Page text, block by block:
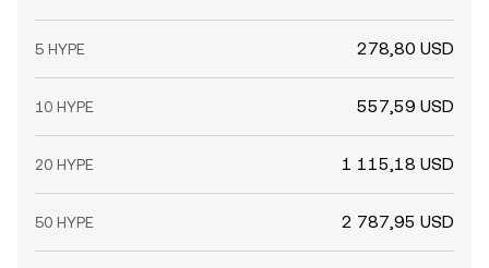
5 HYPE 278,80 USD
10 HYPE 557,59 USD
20 HYPE 1 115,18 USD
50 HYPE 2 787,95 USD